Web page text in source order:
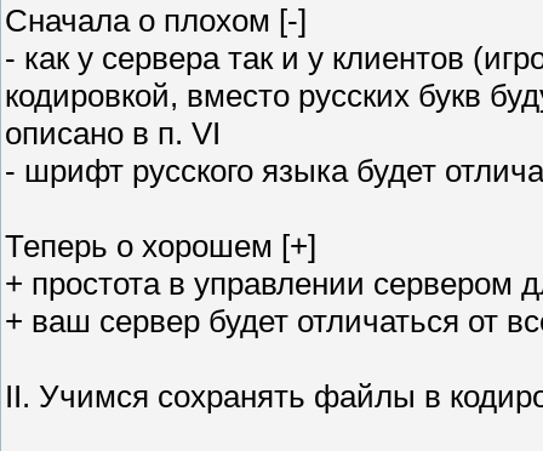
Сначала о плохом [-]
- как у сервера так и у клиентов
кодировкой, вместо русских букв
описано в п. VI
- шрифт русского языка будет
Теперь о хорошем [+]
+ простота в управлении сервером
+ ваш сервер будет отличаться от
II. Учимся сохранять файлы в